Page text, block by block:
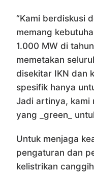
“Kami berdiskusi
memang
1.000 MW di
memetakan
disekitar IKN dan
spesifik hanya
Jadi artinya, kami
yang _green_
Untuk menjaga
pengaturan dan
kelistrikan